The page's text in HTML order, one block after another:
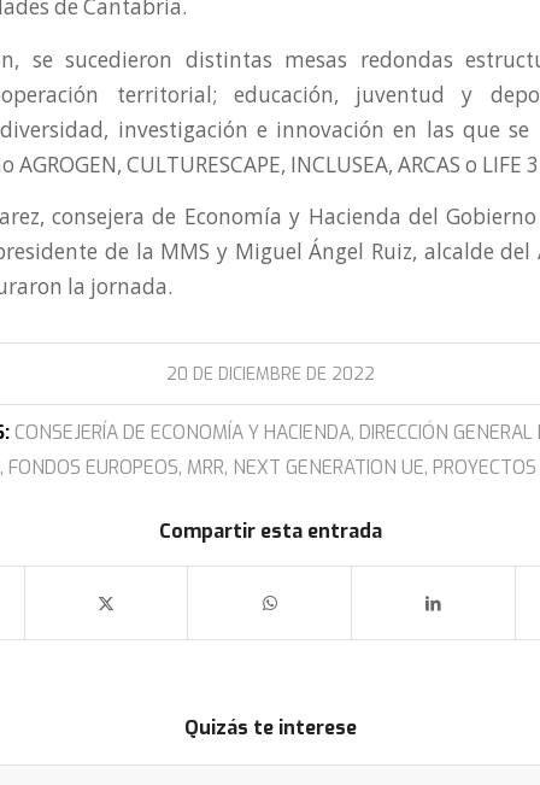
de Cantabria.
se sucedieron distintas mesas redondas
territorial; educación, juventud y
investigación e innovación en las que
CULTURESCAPE, INCLUSEA, ARCAS o LIFE
consejera de Economía y Hacienda del
de la MMS y Miguel Ángel Ruiz, alcalde
la jornada.
20 DE DICIEMBRE DE 2022
CONSEJERÍA DE ECONOMÍA Y HACIENDA, DIRECCIÓN
, FONDOS EUROPEOS, MRR, NEXT GENERATION UE,
Compartir esta entrada
Quizás te interese